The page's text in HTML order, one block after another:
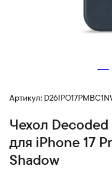
Артикул:
Чехол
для iPhone 17
Shadow